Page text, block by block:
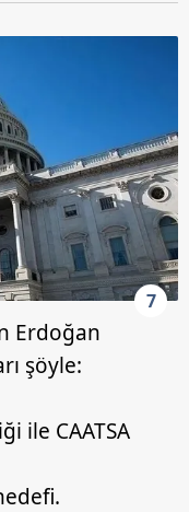
7
Erdoğan
şöyle:
ile CAATSA